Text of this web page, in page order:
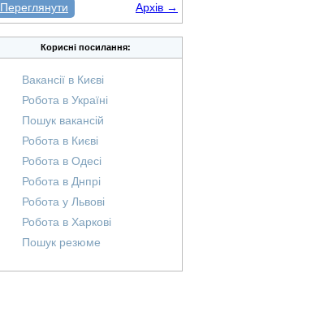
Архів →
Переглянути
Корисні посилання:
Вакансії в Києві
Робота в Україні
Пошук вакансій
Робота в Києві
Робота в Одесі
Робота в Днпрі
Робота у Львові
Робота в Харкові
Пошук резюме